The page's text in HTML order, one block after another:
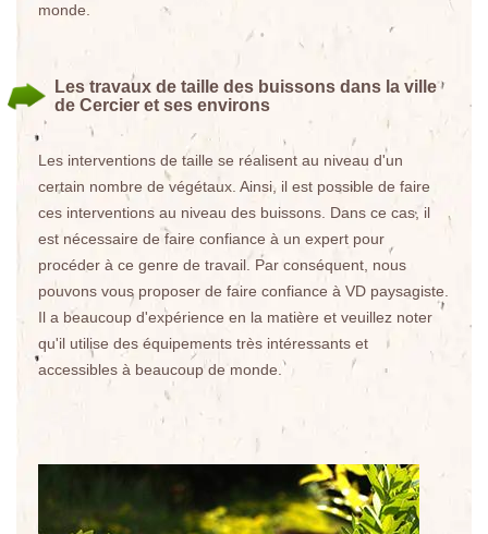
monde.
Les travaux de taille des buissons dans la ville
de Cercier et ses environs
Les interventions de taille se réalisent au niveau d'un
certain nombre de végétaux. Ainsi, il est possible de faire
ces interventions au niveau des buissons. Dans ce cas, il
est nécessaire de faire confiance à un expert pour
procéder à ce genre de travail. Par conséquent, nous
pouvons vous proposer de faire confiance à VD paysagiste.
Il a beaucoup d'expérience en la matière et veuillez noter
qu'il utilise des équipements très intéressants et
accessibles à beaucoup de monde.